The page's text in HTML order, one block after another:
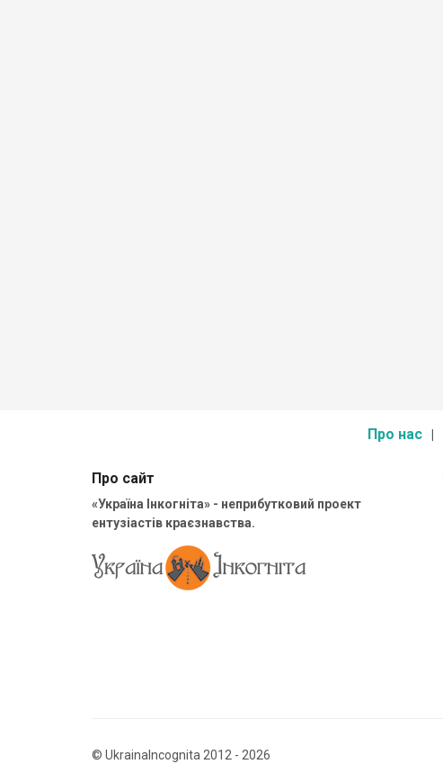
Про нас
Про сайт
«Україна Інкогніта» - неприбутковий проект
ентузіастів краєзнавства.
© UkrainaIncognita 2012 - 2026